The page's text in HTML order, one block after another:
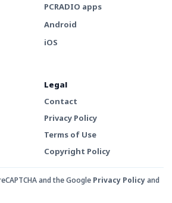
PCRADIO apps
Android
iOS
Legal
Contact
Privacy Policy
Terms of Use
Copyright Policy
and the Google Privacy Policyand